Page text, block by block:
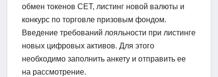
обмен токенов CET, листинг новой валюты и
конкурс по торговле призовым фондом.
Введение требований лояльности при листинге
новых цифровых активов. Для этого
необходимо заполнить анкету и отправить ее
на рассмотрение.